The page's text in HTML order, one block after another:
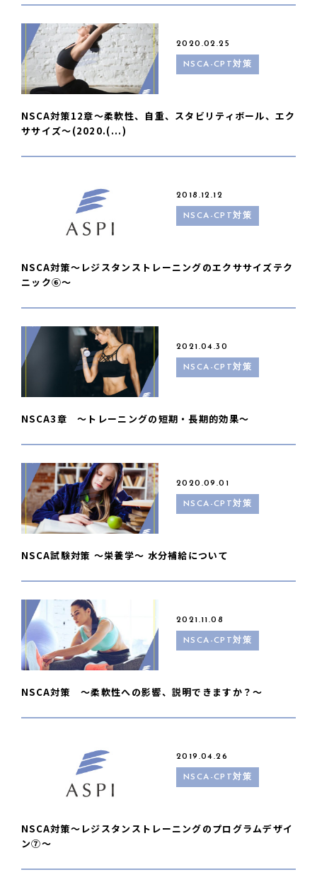
2020.02.25
NSCA-CPT対策
NSCA対策12章〜柔軟性、自重、スタビリティボール、エク
ササイズ〜(2020.(...)
2018.12.12
NSCA-CPT対策
NSCA対策〜レジスタンストレーニングのエクササイズテク
ニック⑥〜
2021.04.30
NSCA-CPT対策
NSCA3章 〜トレーニングの短期・長期的効果〜
2020.09.01
NSCA-CPT対策
NSCA試験対策 〜栄養学〜 水分補給について
2021.11.08
NSCA-CPT対策
NSCA対策 〜柔軟性への影響、説明できますか？〜
2019.04.26
NSCA-CPT対策
NSCA対策〜レジスタンストレーニングのプログラムデザイ
ン⑦〜